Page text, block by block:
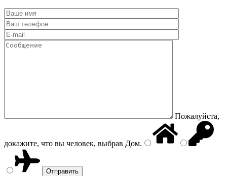
Пожалуйста,
докажите, что вы человек, выбрав Дом.